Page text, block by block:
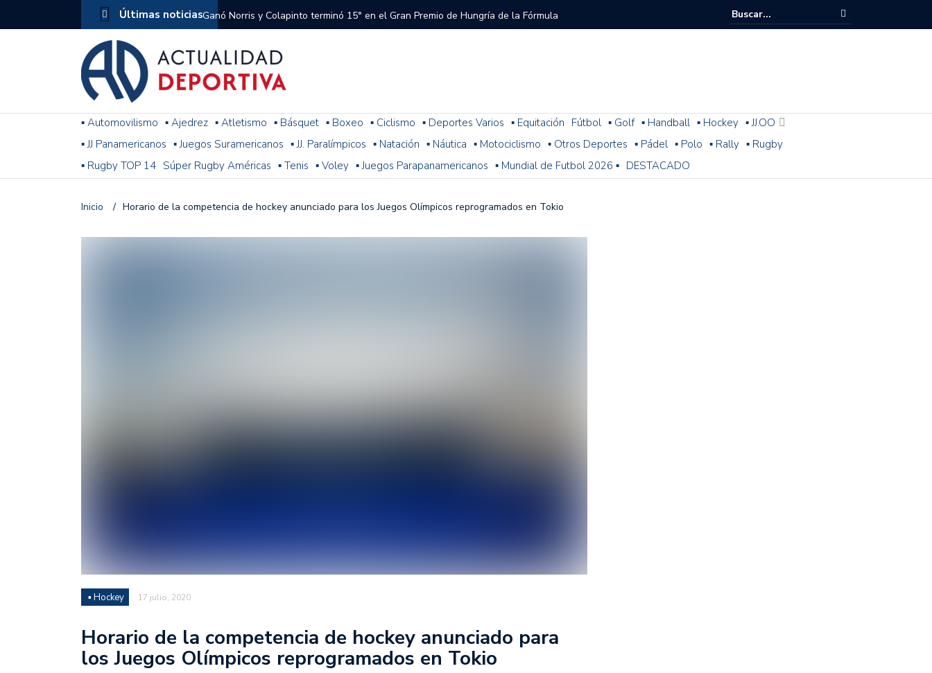
Últimas noticiasGanó Norris y Colapinto terminó 15° en el Gran Premio de Hungría de la Fórmula
1
El penal de Barracas Central a River que el árbitro y el VAR no cobraron en el
Monumental
Se jugó una nueva fecha del Torneo del Interior Copa Zurich
Arrancó el Torneo Clausura: resultados, posiciones y cómo sigue la fecha 1
Franco Colapinto giró sin problemas y terminó 14° la última práctica para el
FIH 2026
Empieza el Clausura: las diez cosas que tenés que saber
▪ Automovilismo ▪ Ajedrez ▪ Atletismo ▪ Básquet ▪ Boxeo ▪ Ciclismo ▪ Deportes Varios ▪ Equitación Fútbol ▪ Golf ▪ Handball ▪ Hockey ▪ JJ.OO
▪ JJ Panamericanos ▪ Juegos Suramericanos ▪ JJ. Paralímpicos ▪ Natación ▪ Náutica ▪ Motociclismo ▪ Otros Deportes ▪ Pádel ▪ Polo ▪ Rally ▪ Rugby
▪ Rugby TOP 14 Súper Rugby Américas ▪ Tenis ▪ Voley ▪ Juegos Parapanamericanos ▪ Mundial de Futbol 2026 ▪ DESTACADO
Inicio / Horario de la competencia de hockey anunciado para los Juegos Olímpicos reprogramados en Tokio
▪ Hockey 17 julio, 2020
Horario de la competencia de hockey anunciado para
los Juegos Olímpicos reprogramados en Tokio